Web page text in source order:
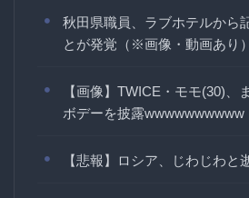
秋田県職員、ラブホテルから
とが発覚（※画像・動画あり）
【画像】TWICE・モモ(30)、
ボデーを披露wwwwwwwwww
【悲報】ロシア、じわじわと